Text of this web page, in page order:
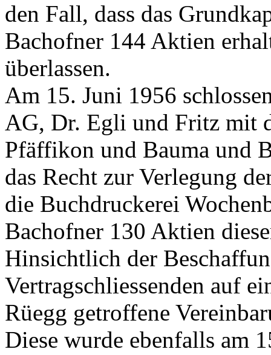
den Fall, dass das
Bachofner 144 Aktien
überlassen.
Am 15. Juni 1956
AG, Dr. Egli und Fritz mit
Pfäffikon und Bauma und
das Recht zur Verlegung
die Buchdruckerei
Bachofner 130 Aktien
Hinsichtlich der
Vertragschliessenden auf
Rüegg getroffene
Diese wurde ebenfalls am